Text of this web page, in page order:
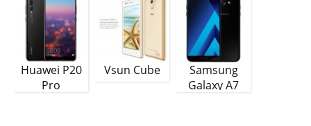
Huawei P20
Pro
Vsun Cube
Samsung
Galaxy A7